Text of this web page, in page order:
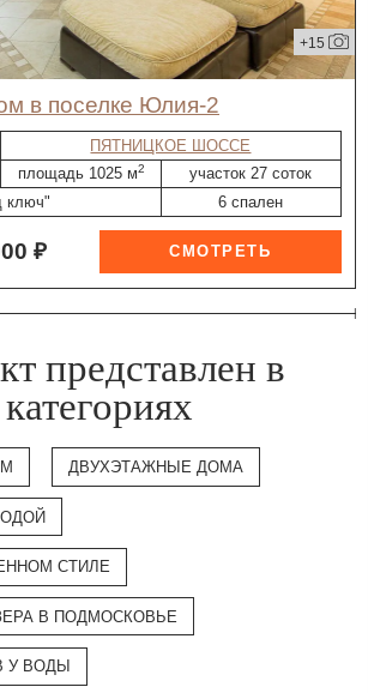
+15
в поселке Юлия-2
ПЯТНИЦКОЕ ШОССЕ
площадь 1025 м2
участок 27 соток
ключ"
6 спален
₽
представлен в
категориях
ДВУХЭТАЖНЫЕ ДОМА
СТИЛЕ
В ПОДМОСКОВЬЕ
У ВОДЫ